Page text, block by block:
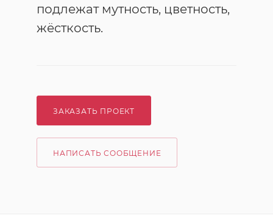
подлежат мутность, цветность,
жёсткость.
ЗАКАЗАТЬ ПРОЕКТ
НАПИСАТЬ СООБЩЕНИЕ